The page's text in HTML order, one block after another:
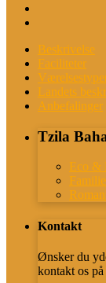
Beskrivelse
Faciliteter
Landets
Anbefalinger
Tzila
Eco &
Familie
Kontakt
Ønsker du
kontakt os på